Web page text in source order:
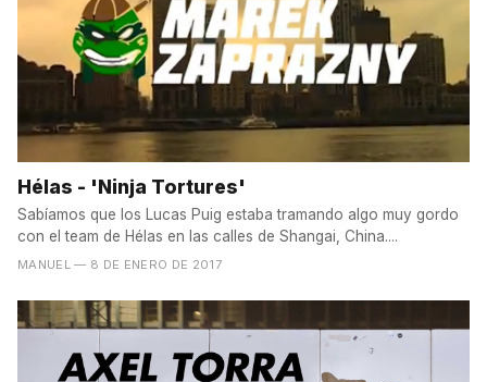
Hélas - 'Ninja Tortures'
Sabíamos que los Lucas Puig estaba tramando algo muy gordo
con el team de Hélas en las calles de Shangai, China....
MANUEL — 8 DE ENERO DE 2017